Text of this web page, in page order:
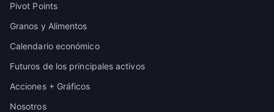
Pivot Points
Granos y Alimentos
Calendario económico
Futuros de los principales activos
Acciones + Gráficos
Nosotros